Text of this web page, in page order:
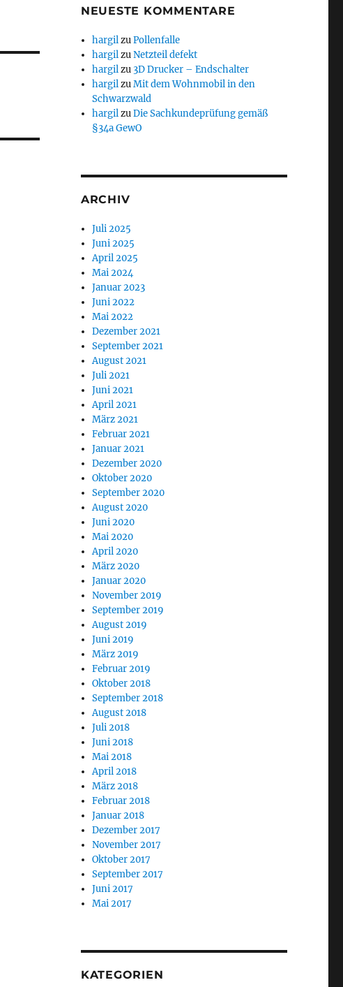
NEUESTE KOMMENTARE
hargilzuPollenfalle
hargilzuNetzteil defekt
hargilzu 3D Drucker – Endschalter
hargilzuMit dem Wohnmobil in den
Schwarzwald
hargilzuDie Sachkundeprüfung gemäß
§34a GewO
ARCHIV
Juli 2025
Juni 2025
April 2025
Mai 2024
Januar 2023
Juni 2022
Mai 2022
Dezember 2021
September 2021
August 2021
Juli 2021
Juni 2021
April 2021
März 2021
Februar 2021
Januar 2021
Dezember 2020
Oktober 2020
September 2020
August 2020
Juni 2020
Mai 2020
April 2020
März 2020
Januar 2020
November 2019
September 2019
August 2019
Juni 2019
März 2019
Februar 2019
Oktober 2018
September 2018
August 2018
Juli 2018
Juni 2018
Mai 2018
April 2018
März 2018
Februar 2018
Januar 2018
Dezember 2017
November 2017
Oktober 2017
September 2017
Juni 2017
Mai 2017
KATEGORIEN